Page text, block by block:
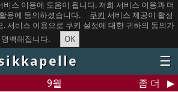
스 이용에 도움이 됩니다. 저희 서비스 이용과 더
용에 동의하셨습니다.
쿠키 서비스 제공이 활성
서비스 이용으로 쿠키 설정에 대한 귀하의 동의가
명백해집니다.
OK
☰
9월 좀 더